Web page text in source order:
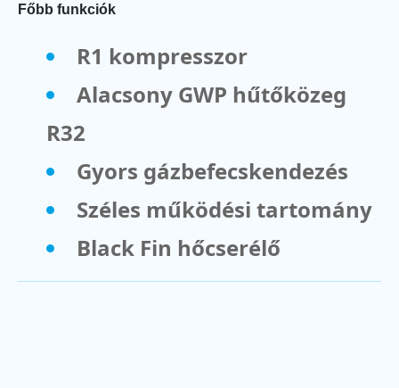
Főbb funkciók
R1 kompresszor
Alacsony GWP hűtőközeg
R32
Gyors gázbefecskendezés
Széles működési tartomány
Black Fin hőcserélő